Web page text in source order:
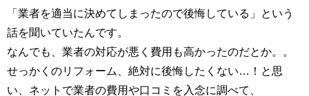
「業者を適当に決めてしまったので後悔している」という
話を聞いていたんです。
なんでも、業者の対応が悪く費用も高かったのだとか。。
せっかくのリフォーム、絶対に後悔したくない…！と思
い、ネットで業者の費用や口コミを入念に調べて、